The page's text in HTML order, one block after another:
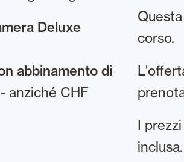
Deluxe
abbinamento di
anziché CHF
corso.
I
inclusa.